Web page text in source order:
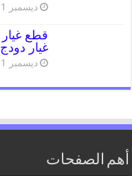
ديسمبر 1, 2023
غيار دودج
ديسمبر 1, 2023
أهم الصفحات